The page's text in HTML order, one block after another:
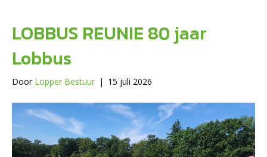
LOBBUS REUNIE 80 jaar
Lobbus
Door Lopper Bestuur | 15 juli 2026